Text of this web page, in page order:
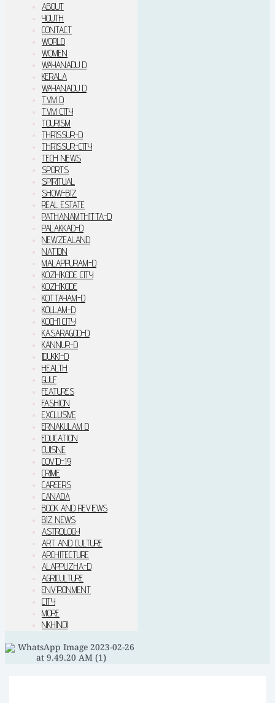
ABOUT
YOUTH
CONTACT
WORLD
WOMEN
WAYANADU D
KERALA
WAYANADU D
TVM D
TVM CITY
TOURISM
THRISSUR-D
THRISSUR-CITY
TECH NEWS
SPORTS
SPIRITUAL
SHOW-BIZ
REAL ESTATE
PATHANAMTHITTA-D
PALAKKAD-D
NEWZEALAND
NATION
MALAPPURAM-D
KOZHIKODE CITY
KOZHIKODE
KOTTAYAM-D
KOLLAM-D
KOCHI CITY
KASARAGOD-D
KANNUR-D
IDUKKI–D
HEALTH
GULF
FEATURES
FASHION
EXCLUSIVE
ERNAKULAM D
EDUCATION
CUISINE
COVID-19
CRIME
CAREERS
CANADA
BOOK AND REVIEWS
BIZ NEWS
ASTROLOGY
ART AND CULTURE
ARCHITECTURE
ALAPPUZHA-D
AGRICULTURE
ENVIRONMENT
CITY
MORE
NKHINDI